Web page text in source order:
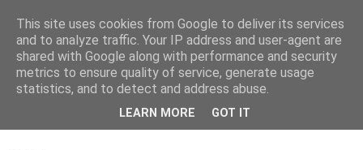
Σύλλογος Ιπποκράτειος
This site uses cookies from Google to deliver its services
and to analyze traffic. Your IP address and user-agent are
shared with Google along with performance and security
metrics to ensure quality of service, generate usage
statistics, and to detect and address abuse.
LEARN MORE GOT IT